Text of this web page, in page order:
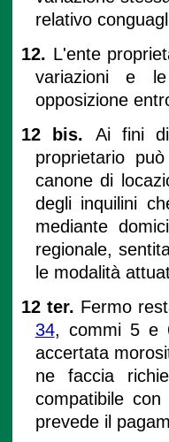
relativo
12. L'ente
variazioni e le
opposizione
12 bis. Ai fini
proprietario
canone di
degli inquilini
mediante
regionale,
le modalità
12 ter. Fermo
34, commi 5 e
accertata
ne faccia
compatibile
prevede il